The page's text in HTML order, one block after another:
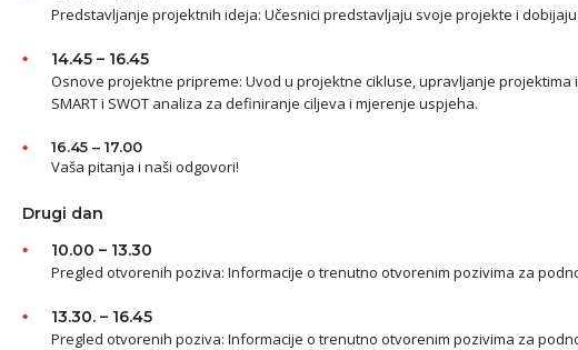
Predstavljanje projektnih ideja: Učesnici predstavljaju svoje projekte i
14.45 – 16.45
Osnove projektne pripreme: Uvod u projektne cikluse, upravljanje
SMART i SWOT analiza za definiranje ciljeva i mjerenje uspjeha.
16.45 – 17.00
Vaša pitanja i naši odgovori!
Drugi dan
10.00 – 13.30
Pregled otvorenih poziva: Informacije o trenutno otvorenim pozivima za
13.30. – 16.45
Pregled otvorenih poziva: Informacije o trenutno otvorenim pozivima za